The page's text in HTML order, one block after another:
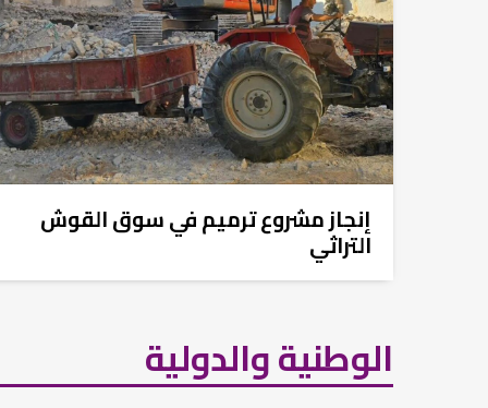
إنجاز مشروع ترميم في سوق القوش
التراثي
الوطنية والدولية